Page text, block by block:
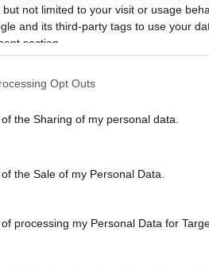
not limited to your visit or usage
and its third-party tags to use your
section.
Opt Outs
the Sharing of my personal data.
the Sale of my Personal Data.
processing my Personal Data for